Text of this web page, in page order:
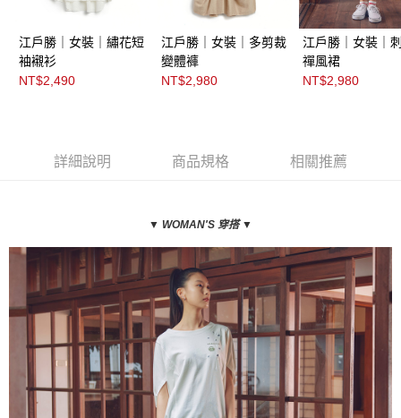
江戶勝｜女裝｜繡花短
袖襯衫
NT$2,490
江戶勝｜女裝｜多剪裁
變體褲
NT$2,980
江戶勝｜女裝｜
禪風裙
NT$2,980
詳細說明 商品規格 相關推薦
▼ WOMAN'S 穿搭 ▼